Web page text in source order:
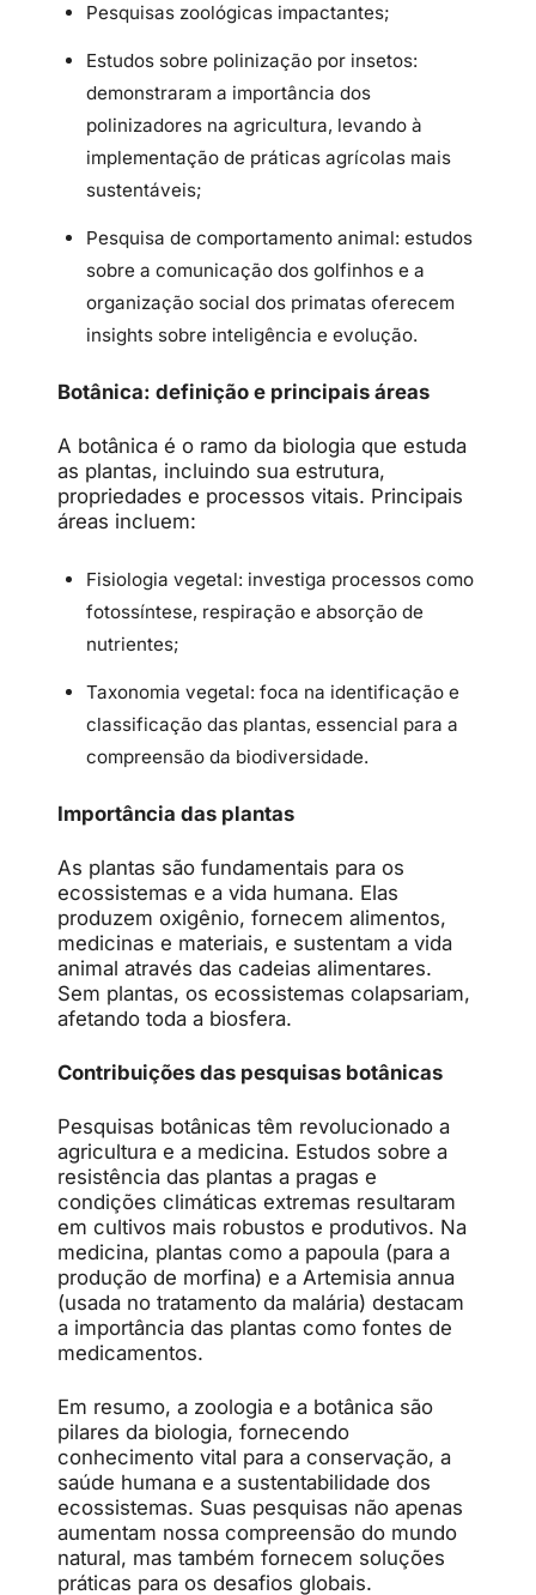
Pesquisas zoológicas impactantes;
Estudos sobre polinização por insetos:
demonstraram a importância dos
polinizadores na agricultura, levando à
implementação de práticas agrícolas mais
sustentáveis;
Pesquisa de comportamento animal: estudos
sobre a comunicação dos golfinhos e a
organização social dos primatas oferecem
insights sobre inteligência e evolução.
Botânica: definição e principais áreas
A botânica é o ramo da biologia que estuda
as plantas, incluindo sua estrutura,
propriedades e processos vitais. Principais
áreas incluem:
Fisiologia vegetal: investiga processos como
fotossíntese, respiração e absorção de
nutrientes;
Taxonomia vegetal: foca na identificação e
classificação das plantas, essencial para a
compreensão da biodiversidade.
Importância das plantas
As plantas são fundamentais para os
ecossistemas e a vida humana. Elas
produzem oxigênio, fornecem alimentos,
medicinas e materiais, e sustentam a vida
animal através das cadeias alimentares.
Sem plantas, os ecossistemas colapsariam,
afetando toda a biosfera.
Contribuições das pesquisas botânicas
Pesquisas botânicas têm revolucionado a
agricultura e a medicina. Estudos sobre a
resistência das plantas a pragas e
condições climáticas extremas resultaram
em cultivos mais robustos e produtivos. Na
medicina, plantas como a papoula (para a
produção de morfina) e a Artemisia annua
(usada no tratamento da malária) destacam
a importância das plantas como fontes de
medicamentos.
Em resumo, a zoologia e a botânica são
pilares da biologia, fornecendo
conhecimento vital para a conservação, a
saúde humana e a sustentabilidade dos
ecossistemas. Suas pesquisas não apenas
aumentam nossa compreensão do mundo
natural, mas também fornecem soluções
práticas para os desafios globais.